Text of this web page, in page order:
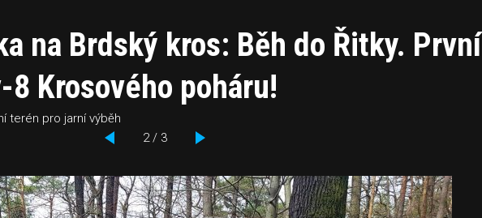
na Brdský kros: Běh do Řitky. První
Krosového poháru!
terén pro jarní výběh
2 / 3